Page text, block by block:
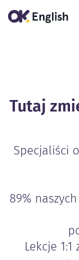
Tutaj
Specjaliści
89%
Lekcje